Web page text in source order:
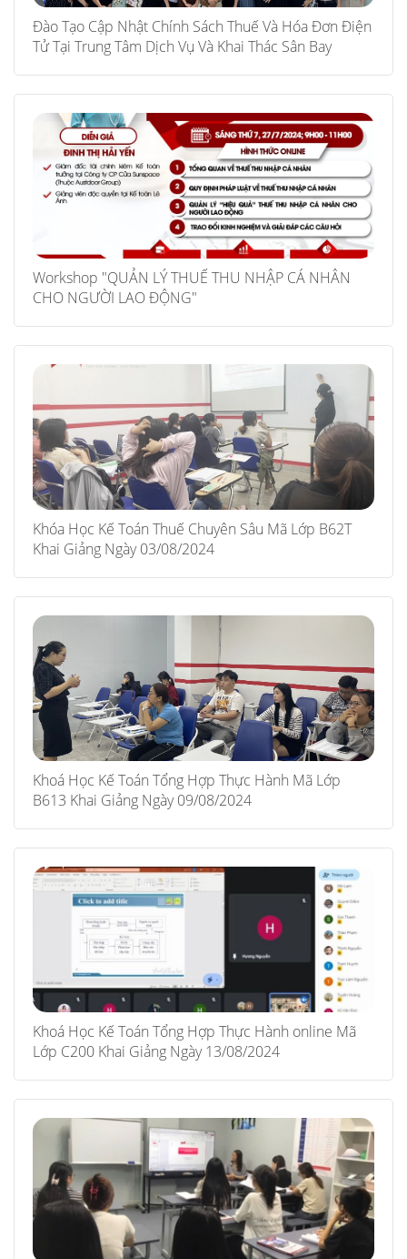
Đào Tạo Cập Nhật Chính Sách Thuế Và Hóa Đơn Điện
Tử Tại Trung Tâm Dịch Vụ Và Khai Thác Sân Bay
Workshop "QUẢN LÝ THUẾ THU NHẬP CÁ NHÂN
CHO NGƯỜI LAO ĐỘNG"
Khóa Học Kế Toán Thuế Chuyên Sâu Mã Lớp B62T
Khai Giảng Ngày 03/08/2024
Khoá Học Kế Toán Tổng Hợp Thực Hành Mã Lớp
B613 Khai Giảng Ngày 09/08/2024
Khoá Học Kế Toán Tổng Hợp Thực Hành online Mã
Lớp C200 Khai Giảng Ngày 13/08/2024